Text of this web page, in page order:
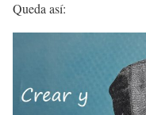
Queda así: